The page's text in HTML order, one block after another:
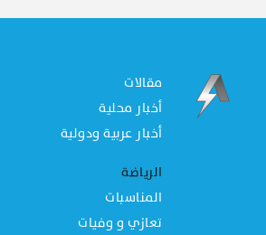
مقالات
أخبار محلية
أخبار عربية ودولية
الرياضة
المناسبات
تعازي و وفيات